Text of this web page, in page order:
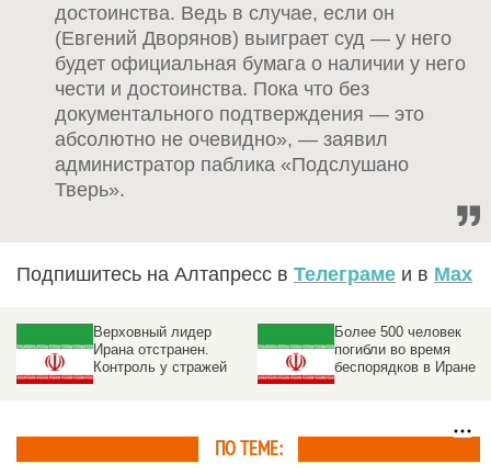
достоинства. Ведь в случае, если он
(Евгений Дворянов) выиграет суд — у него
будет официальная бумага о наличии у него
чести и достоинства. Пока что без
документального подтверждения — это
абсолютно не очевидно», — заявил
администратор паблика «Подслушано
Тверь».
Подпишитесь на Алтапресс в Телеграме и в Max
Верховный лидер
Ирана отстранен.
Контроль у стражей
Более 500 человек
погибли во время
беспорядков в Иране
ПО ТЕМЕ: